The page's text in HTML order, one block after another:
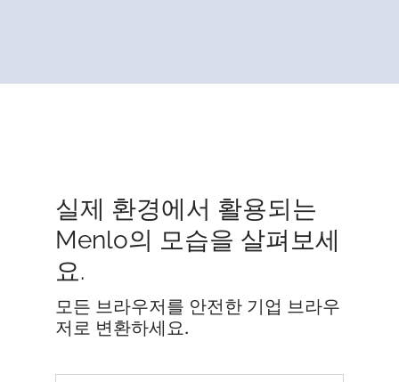
실제 환경에서 활용되는
Menlo의 모습을 살펴보세
요.
모든 브라우저를 안전한 기업 브라우
저로 변환하세요.